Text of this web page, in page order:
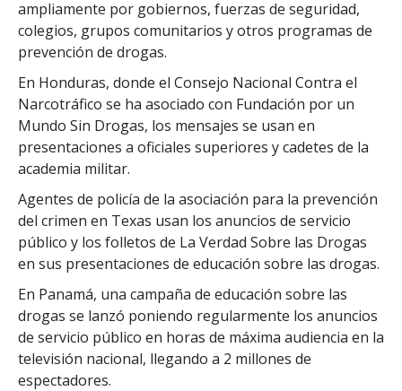
ampliamente por gobiernos, fuerzas de seguridad,
colegios, grupos comunitarios y otros programas de
prevención de drogas.
En Honduras, donde el Consejo Nacional Contra el
Narcotráfico se ha asociado con Fundación por un
Mundo Sin Drogas, los mensajes se usan en
presentaciones a oficiales superiores y cadetes de la
academia militar.
Agentes de policía de la asociación para la prevención
del crimen en Texas usan los anuncios de servicio
público y los folletos de La Verdad Sobre las Drogas
en sus presentaciones de educación sobre las drogas.
En Panamá, una campaña de educación sobre las
drogas se lanzó poniendo regularmente los anuncios
de servicio público en horas de máxima audiencia en la
televisión nacional, llegando a 2 millones de
espectadores.